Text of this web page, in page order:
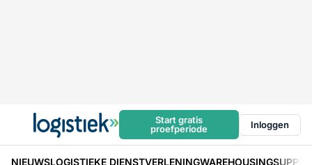
Start gratis
proefperiode
Inloggen
NIEUWSLOGISTIEKE DIENSTVERLENINGWAREHOUSING